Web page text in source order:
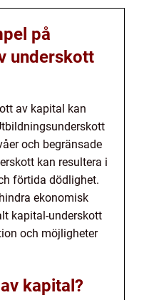
på
underskott
av kapital kan
och begränsade
kan resultera i
förtida dödlighet.
ekonomisk
kapital-underskott
och möjligheter
kapital?